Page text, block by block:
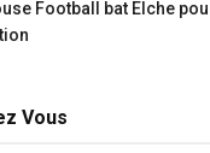
Football bat Elche
Vous